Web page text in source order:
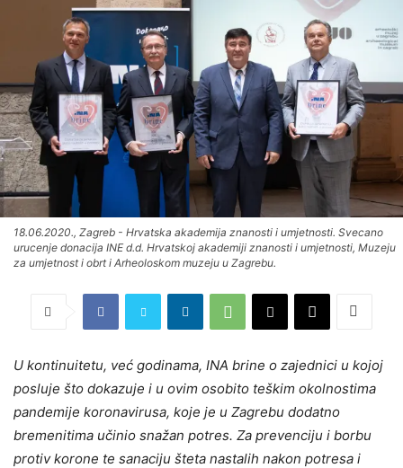
18.06.2020., Zagreb - Hrvatska akademija znanosti i umjetnosti. Svecano
urucenje donacija INE d.d. Hrvatskoj akademiji znanosti i umjetnosti, Muzeju
za umjetnost i obrt i Arheoloskom muzeju u Zagrebu.
U kontinuitetu, već godinama, INA brine o zajednici u kojoj
posluje što dokazuje i u ovim osobito teškim okolnostima
pandemije koronavirusa, koje je u Zagrebu dodatno
bremenitima učinio snažan potres. Za prevenciju i borbu
protiv korone te sanaciju šteta nastalih nakon potresa i